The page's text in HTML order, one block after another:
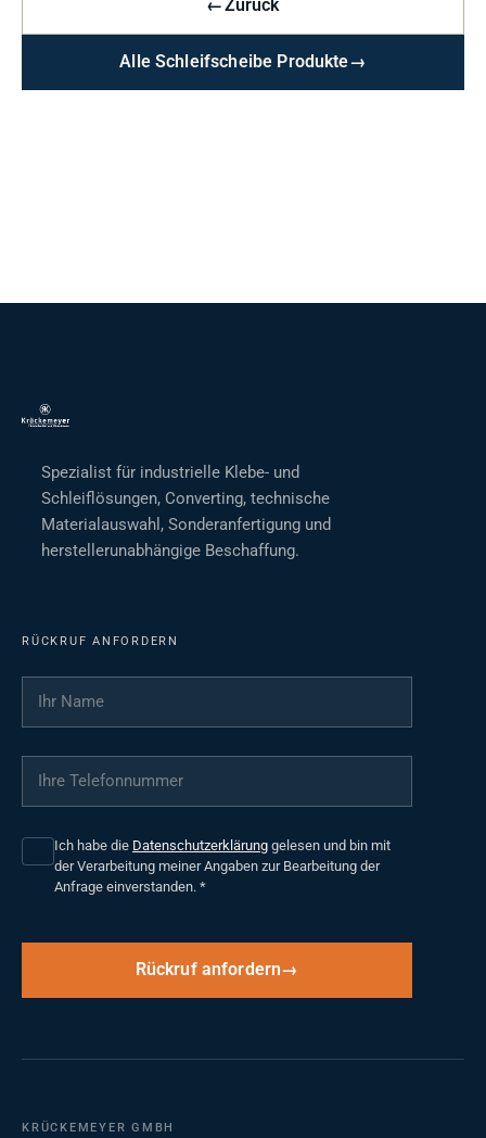
←Zurück
Alle Schleifscheibe Produkte→
Spezialist für industrielle Klebe- und
Schleiflösungen, Converting, technische
Materialauswahl, Sonderanfertigung und
herstellerunabhängige Beschaffung.
RÜCKRUF ANFORDERN
Ihr Name
Ihre Telefonnummer
Ich habe die Datenschutzerklärung gelesen und bin mit
der Verarbeitung meiner Angaben zur Bearbeitung der
Anfrage einverstanden. *
Rückruf anfordern
KRÜCKEMEYER GMBH